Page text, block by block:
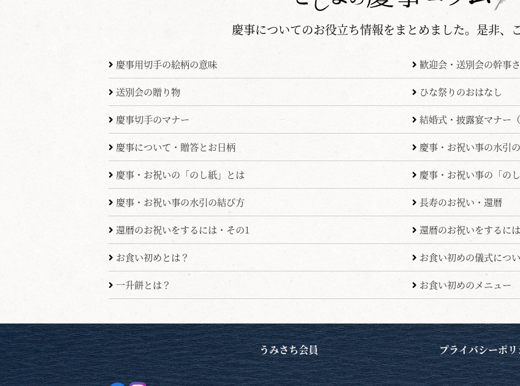
慶事についてのお役立ち情報をまとめました。是非、
慶事用切手の絵柄の意味 歓迎会・送別会の幹事
送別会の贈り物 ひな祭りのおはなし
慶事切手のマナー 結婚式・披露宴マナー
慶事について・贈答とお日柄 慶事・お祝い事の水引
慶事・お祝いの「のし紙」とは 慶事・お祝い事の「の
慶事・お祝い事の水引の結び方 長寿のお祝い・還暦
還暦のお祝いをするには・その1 還暦のお祝いをするに
お食い初めとは？ お食い初めの儀式につ
一升餅とは？ お食い初めのメニュー
うみさち会員 プライバシーポ